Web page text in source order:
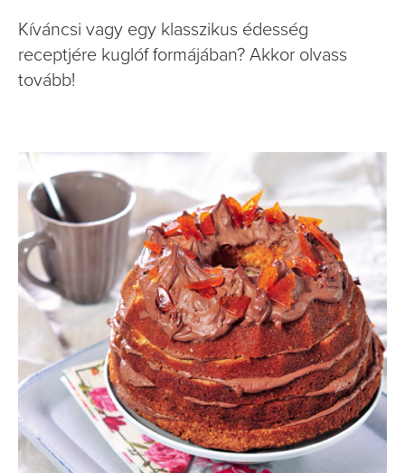
Kíváncsi vagy egy klasszikus édesség
receptjére kuglóf formájában? Akkor olvass
tovább!